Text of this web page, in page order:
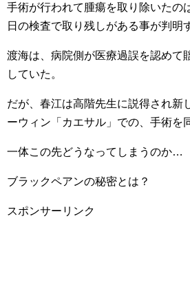
手術が行われて腫瘍を取り除いたの
日の検査で取り残しがある事が判明
渡海は、病院側が医療過誤を認めて
していた。
だが、春江は高階先生に説得され新
ーウィン「カエサル」での、手術を
一体この先どうなってしまうのか…
ブラックペアンの秘密とは？
スポンサーリンク